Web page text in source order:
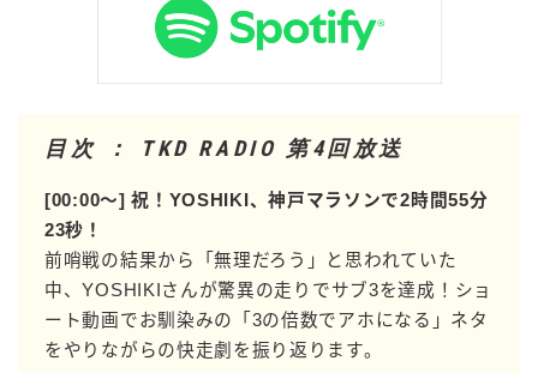
目次 ： TKD RADIO 第4回放送
[00:00〜] 祝！YOSHIKI、神戸マラソンで2時間55分
23秒！
前哨戦の結果から「無理だろう」と思われていた
中、YOSHIKIさんが驚異の走りでサブ3を達成！ショ
ート動画でお馴染みの「3の倍数でアホになる」ネタ
をやりながらの快走劇を振り返ります。